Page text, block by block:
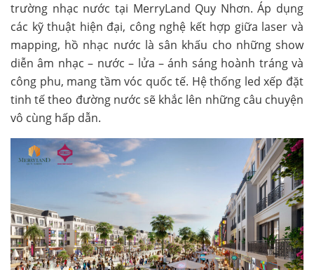
trường nhạc nước tại MerryLand Quy Nhơn. Áp dụng
các kỹ thuật hiện đại, công nghệ kết hợp giữa laser và
mapping, hồ nhạc nước là sân khấu cho những show
diễn âm nhạc – nước – lửa – ánh sáng hoành tráng và
công phu, mang tầm vóc quốc tế. Hệ thống led xếp đặt
tinh tế theo đường nước sẽ khắc lên những câu chuyện
vô cùng hấp dẫn.